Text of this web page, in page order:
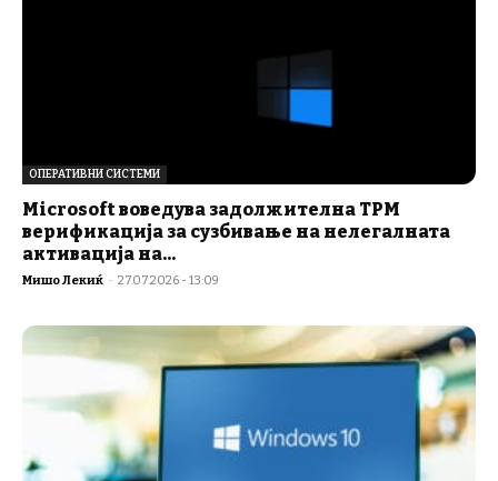
ОПЕРАТИВНИ СИСТЕМИ
Microsoft воведува задолжителна TPM
верификација за сузбивање на нелегалната
активација на...
Мишо Лекиќ - 27.07.2026 - 13:09